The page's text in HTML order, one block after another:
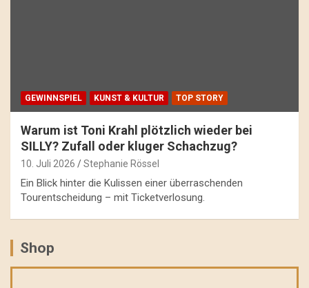
GEWINNSPIEL KUNST & KULTUR TOP STORY
Warum ist Toni Krahl plötzlich wieder bei
SILLY? Zufall oder kluger Schachzug?
10. Juli 2026 Stephanie Rössel
Ein Blick hinter die Kulissen einer überraschenden
Tourentscheidung – mit Ticketverlosung.
Shop